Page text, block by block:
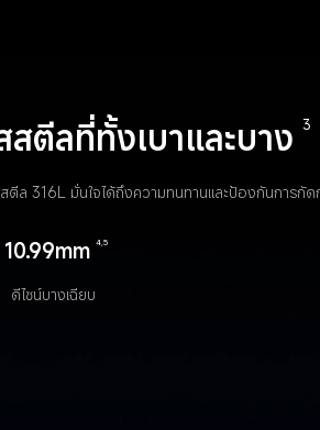
ตีลที่ทั้งเบาและบาง 3
ล 316L มั่นใจได้ถึงความทนทานและป้องกันการกั
10.99mm 4,5
ดีไซน์บางเฉียบ